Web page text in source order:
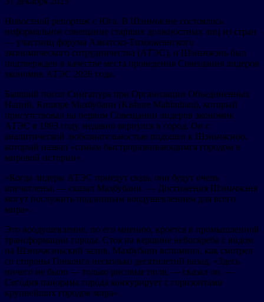
Новостной репортаж с Юга. В Шэньчжэне состоялось
неформальное совещание старших должностных лиц из стран
— участниц форума Азиатско-Тихоокеанского
экономического сотрудничества (АТЭС), и Шэньчжэнь был
подтвержден в качестве места проведения Совещания лидеров
экономик АТЭС 2026 года.
Бывший посол Сингапура при Организации Объединенных
Наций, Кишоре Махбубани (Kishore Mahbubani), который
присутствовал на первом Совещании лидеров экономик
АТЭС в 1993 году, недавно вернулся в город. Он с
аналитической любознательностью подошел к Шэньчжэню,
который назвал «самым быстроразвивающимся городом в
мировой истории».
«Когда лидеры АТЭС приедут сюда, они будут очень
впечатлены, — сказал Махбубани. — Достижения Шэньчжэня
могут послужить подлинным воодушевлением для всего
мира».
Это воодушевление, по его мнению, кроется в промышленной
трансформации города. Стоя на вершине небоскреба с видом
на Шэньчжэньский залив, Махбубани вспомнил, как смотрел
со стороны Гонконга несколько десятилетий назад. «Здесь
ничего не было — только рисовые поля, — сказал он. —
Сегодня панорама города конкурирует с горизонтами
крупнейших городов мира».